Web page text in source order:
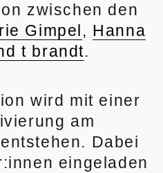
zwischen den
Gimpel , Hanna
t brandt.
wird mit einer
am
Dabei
eingeladen